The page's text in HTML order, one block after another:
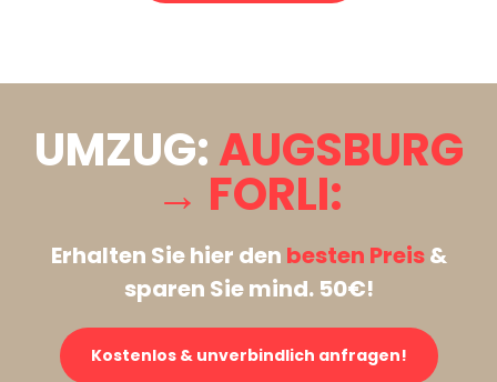
UMZUG:AUGSBURG
→ FORLI:
Erhalten Sie hier den besten Preis&
sparen Sie mind. 50€!
Kostenlos & unverbindlich anfragen!